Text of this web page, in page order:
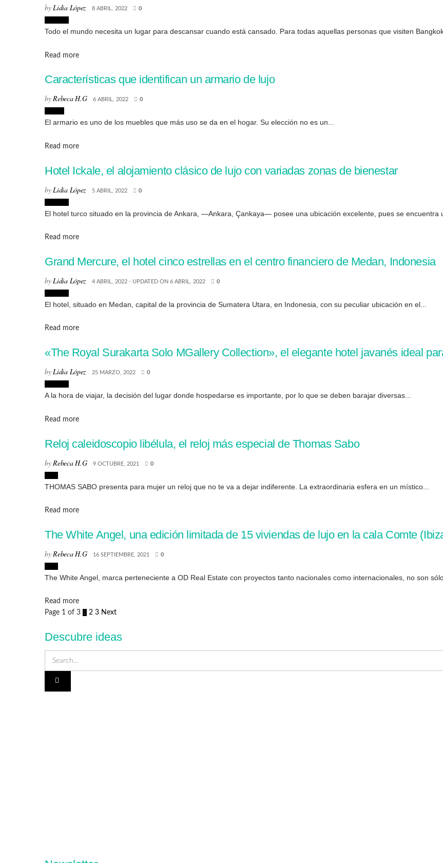
byLidia López 8 ABRIL, 2022 0
Todo el mundo necesita un lugar para descansar cuando está cansado. Para todas aquellas personas que visiten
Read moreDetails
Características que identifican un armario de lujo
byRebeca H.G 6 ABRIL, 2022 0
El armario es uno de los muebles que más uso se da en el hogar. Su elección no es un...
Read moreDetails
Hotel Ickale, el alojamiento clásico de lujo con variadas zonas de bienestar
by Lidia López 5 ABRIL, 2022 0
El hotel turco situado en la provincia de Ankara, —Ankara, Çankaya— posee una ubicación excelente, pues se encuentra
Read moreDetails
Grand Mercure, el hotel cinco estrellas en el centro financiero de Medan, Indonesia
byLidia López 4 ABRIL, 2022 - UPDATED ON 6 ABRIL, 2022 0
El hotel, situado en Medan, capital de la provincia de Sumatera Utara, en Indonesia, con su peculiar ubicación en el...
Read moreDetails
«The Royal Surakarta Solo MGallery Collection», el elegante hotel javanés ideal
byLidia López 25 MARZO, 2022 0
A la hora de viajar, la decisión del lugar donde hospedarse es importante, por lo que se deben barajar diversas...
Read moreDetails
Reloj caleidoscopio libélula, el reloj más especial de Thomas Sabo
by Rebeca H.G 9 OCTUBRE, 2021 0
THOMAS SABO presenta para mujer un reloj que no te va a dejar indiferente. La extraordinaria esfera en un místico...
Read moreDetails
The White Angel, una edición limitada de 15 viviendas de lujo en la cala Comte
byRebeca H.G 16 SEPTIEMBRE, 2021 0
The White Angel, marca perteneciente a OD Real Estate con proyectos tanto nacionales como internacionales, no son
Read moreDetails
Page 1 of 3 1 2 3 Next
Descubre ideas